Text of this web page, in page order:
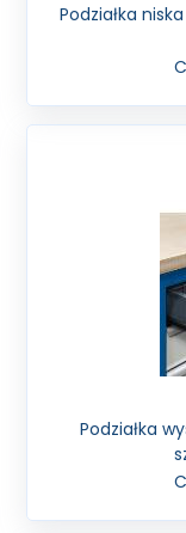
Podziałka
Podziałka